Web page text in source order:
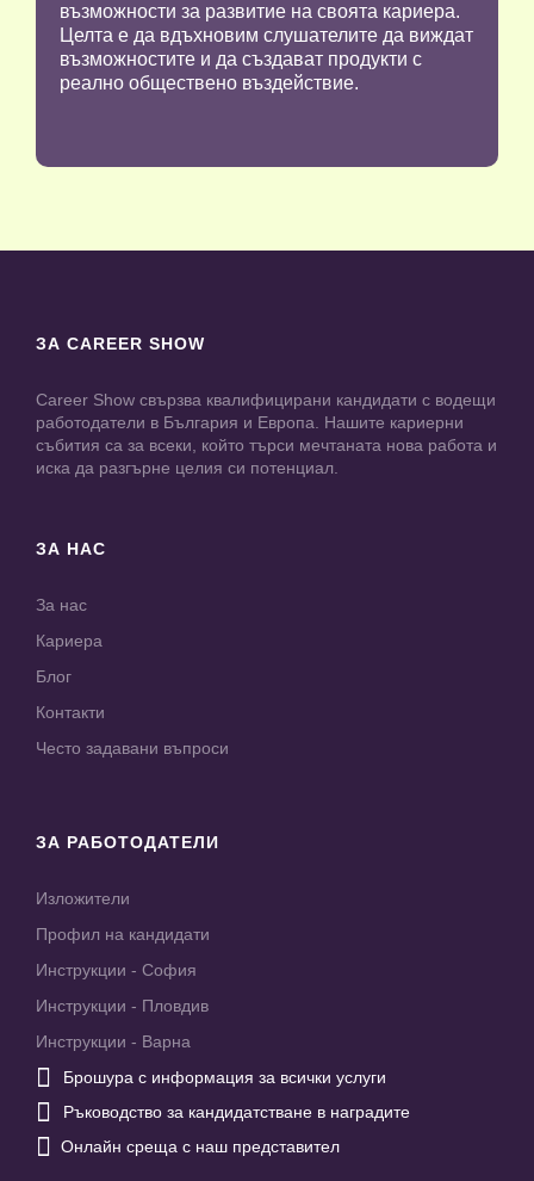
възможности за развитие на своята кариера.
Целта е да вдъхновим слушателите да виждат
възможностите и да създават продукти с
реално обществено въздействие.
ЗА CAREER SHOW
Career Show свързва квалифицирани кандидати с водещи
работодатели в България и Европа. Нашите кариерни
събития са за всеки, който търси мечтаната нова работа и
иска да разгърне целия си потенциал.
ЗА НАС
За нас
Кариера
Блог
Контакти
Често задавани въпроси
ЗА РАБОТОДАТЕЛИ
Изложители
Профил на кандидати
Инструкции - София
Инструкции - Пловдив
Инструкции - Варна
 Брошура с информация за всички услуги
 Ръководство за кандидатстване в наградите
 Онлайн среща с наш представител